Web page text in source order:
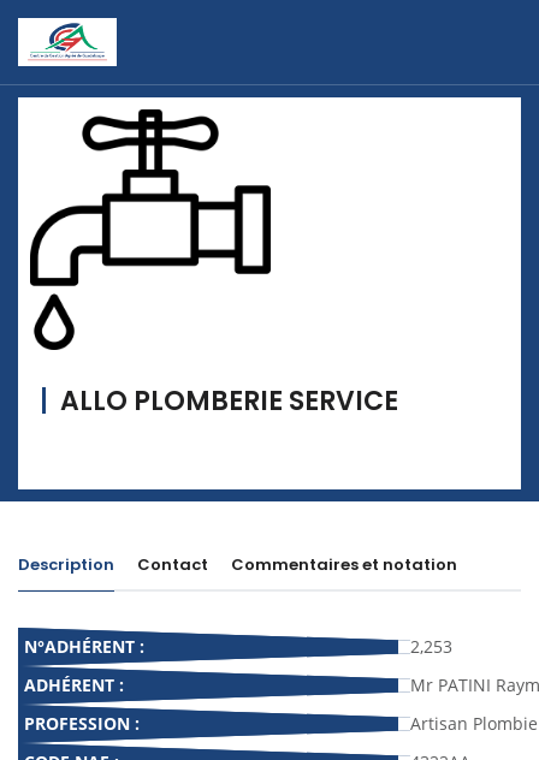
ALLO PLOMBERIE SERVICE
Description Contact Commentaires et notation
N°ADHÉRENT :
2,253
ADHÉRENT :
Mr PATINI
PROFESSION :
Artisan